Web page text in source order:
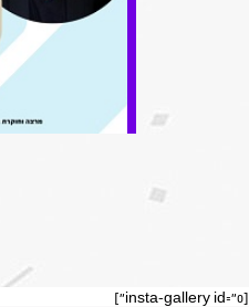
[insta-gallery id="0"]